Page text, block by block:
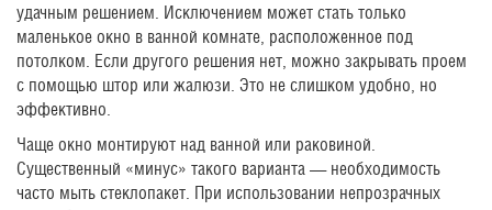
удачным решением. Исключением может стать только
маленькое окно в ванной комнате, расположенное под
потолком. Если другого решения нет, можно закрывать проем
с помощью штор или жалюзи. Это не слишком удобно, но
эффективно.
Чаще окно монтируют над ванной или раковиной.
Существенный «минус» такого варианта — необходимость
часто мыть стеклопакет. При использовании непрозрачных